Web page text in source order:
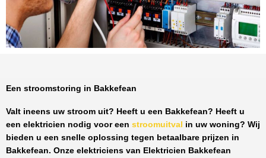
Een stroomstoring in Bakkefean
Valt ineens uw stroom uit? Heeft u een Bakkefean? Heeft u
een elektricien nodig voor een stroomuitval in uw woning? Wij
bieden u een snelle oplossing tegen betaalbare prijzen in
Bakkefean. Onze elektriciens van Elektricien Bakkefean